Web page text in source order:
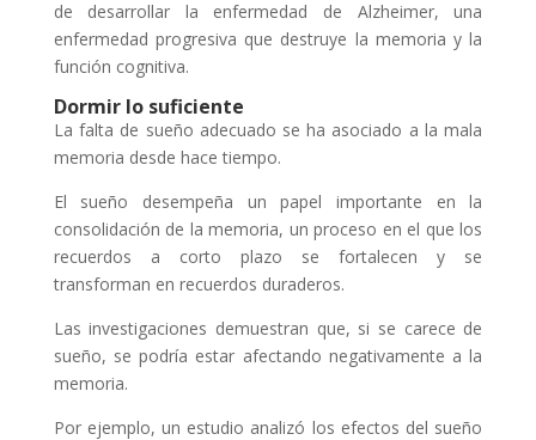
de desarrollar la enfermedad de Alzheimer, una
enfermedad progresiva que destruye la memoria y la
función cognitiva.
Dormir lo suficiente
La falta de sueño adecuado se ha asociado a la mala
memoria desde hace tiempo.
El sueño desempeña un papel importante en la
consolidación de la memoria, un proceso en el que los
recuerdos a corto plazo se fortalecen y se
transforman en recuerdos duraderos.
Las investigaciones demuestran que, si se carece de
sueño, se podría estar afectando negativamente a la
memoria.
Por ejemplo, un estudio analizó los efectos del sueño